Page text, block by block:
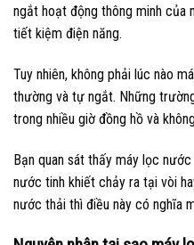
ngắt hoạt động thông minh của
tiết kiệm điện năng.
Tuy nhiên, không phải lúc nào
thường và tự ngắt. Những
trong nhiều giờ đồng hồ và
Bạn quan sát thấy máy lọc
nước tinh khiết chảy ra tại vòi
nước thải thì điều này có nghĩa